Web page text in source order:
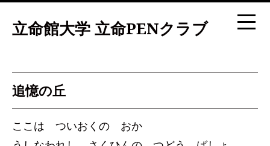
立命館大学 立命PENクラブ
追憶の丘
ここは ついおくの おか